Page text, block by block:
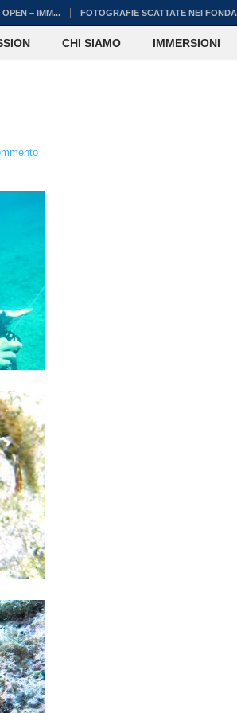
– IMM... FOTOGRAFIE SCATTATE NEI
CHI SIAMO IMMERSIONI